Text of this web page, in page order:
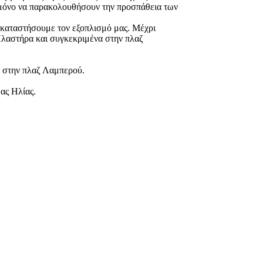
να παρακολουθήσουν την προσπάθεια των
τον εξοπλισμό μας. Μέχρι
και συγκεκριμένα στην πλαζ
στην πλαζ Λαμπερού.
Ηλίας.